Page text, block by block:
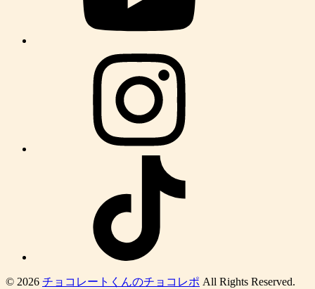
© 2026 チョコレートくんのチョコレポ All Rights Reserved.